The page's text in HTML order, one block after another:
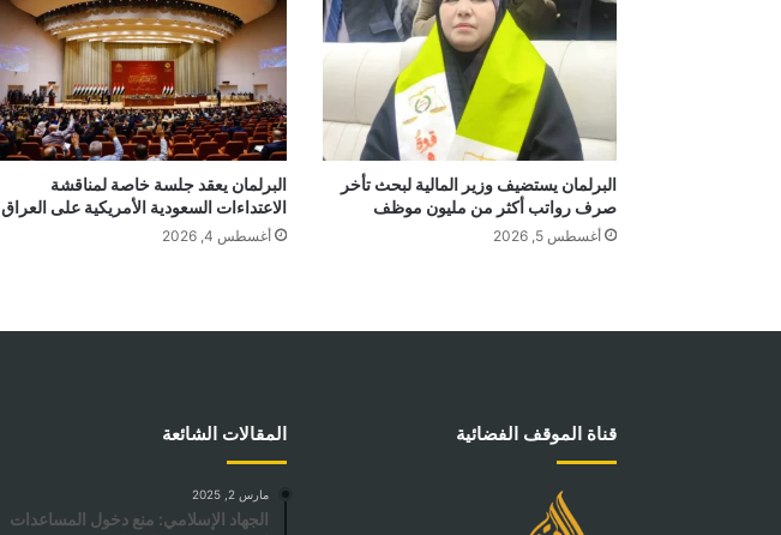
البرلمان يستضيف وزير المالية لبحث تأخر
صرف رواتب أكثر من مليون موظف
أغسطس 5, 2026
البرلمان يعقد جلسة خاصة لمناقشة
الاعتداءات السعودية الأمريكية على العراق
أغسطس 4, 2026
قناة الموقف الفضائية المقالات الشائعة
مارس 2, 2025
الجهاد الإسلامي: منع دخول المساعدات